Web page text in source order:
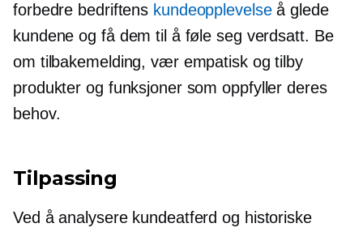
forbedre bedriftens kundeopplevelseå glede
kundene og få dem til å føle seg verdsatt. Be
om tilbakemelding, vær empatisk og tilby
produkter og funksjoner som oppfyller deres
behov.
Tilpassing
Ved å analysere kundeatferd og historiske